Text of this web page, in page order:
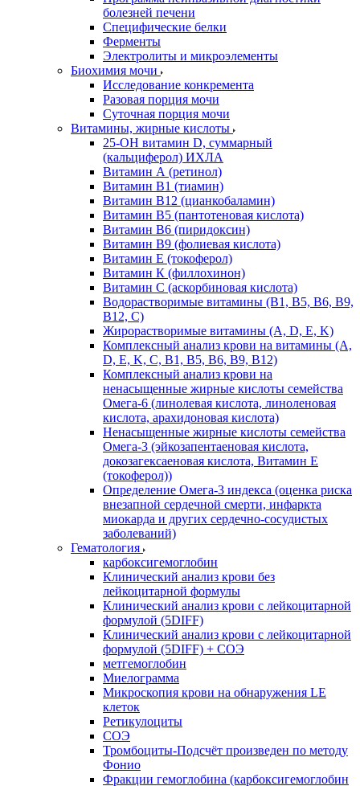
болезней печени
Специфические белки
Ферменты
Электролиты и микроэлементы
Биохимия мочи
Исследование конкремента
Разовая порция мочи
Суточная порция мочи
Витамины, жирные кислоты
25-OH витамин D, суммарный
(кальциферол) ИХЛА
Витамин А (ретинол)
Витамин В1 (тиамин)
Витамин В12 (цианкобаламин)
Витамин В5 (пантотеновая кислота)
Витамин В6 (пиридоксин)
Витамин В9 (фолиевая кислота)
Витамин Е (токоферол)
Витамин К (филлохинон)
Витамин С (аскорбиновая кислота)
Водорастворимые витамины (B1, B5, B6, В9,
В12, С)
Жирорастворимые витамины (A, D, E, K)
Комплексный анализ крови на витамины (A,
D, E, K, C, B1, B5, B6, В9, B12)
Комплексный анализ крови на
ненасыщенные жирные кислоты семейства
Омега-6 (линолевая кислота, линоленовая
кислота, арахидоновая кислота)
Ненасыщенные жирные кислоты семейства
Омега-3 (эйкозапентаеновая кислота,
докозагексаеновая кислота, Витамин E
(токоферол))
Определение Омега-3 индекса (оценка риска
внезапной сердечной смерти, инфаркта
миокарда и других сердечно-сосудистых
заболеваний)
Гематология
карбоксигемоглобин
Клинический анализ крови без
лейкоцитарной формулы
Клинический анализ крови с лейкоцитарной
формулой (5DIFF)
Клинический анализ крови с лейкоцитарной
формулой (5DIFF) + СОЭ
метгемоглобин
Миелограмма
Микроскопия крови на обнаружения LE
клеток
Ретикулоциты
СОЭ
Тромбоциты-Подсчёт произведен по методу
Фонио
Фракции гемоглобина (карбоксигемоглобин